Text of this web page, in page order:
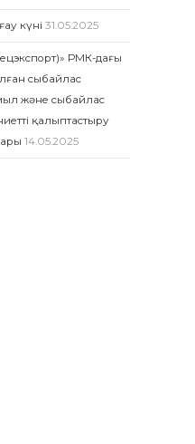
күні 31.05.2025
РМК-дағы
сыбайлас
және сыбайлас
қалыптастыру
14.05.2025